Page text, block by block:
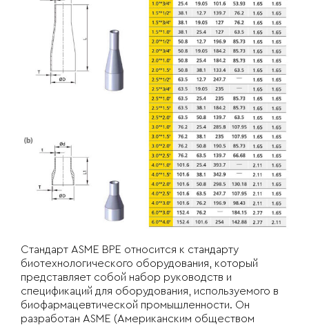
Стандарт ASME BPE относится к стандарту
биотехнологического оборудования, который
представляет собой набор руководств и
спецификаций для оборудования, используемого в
биофармацевтической промышленности. Он
разработан ASME (Американским обществом